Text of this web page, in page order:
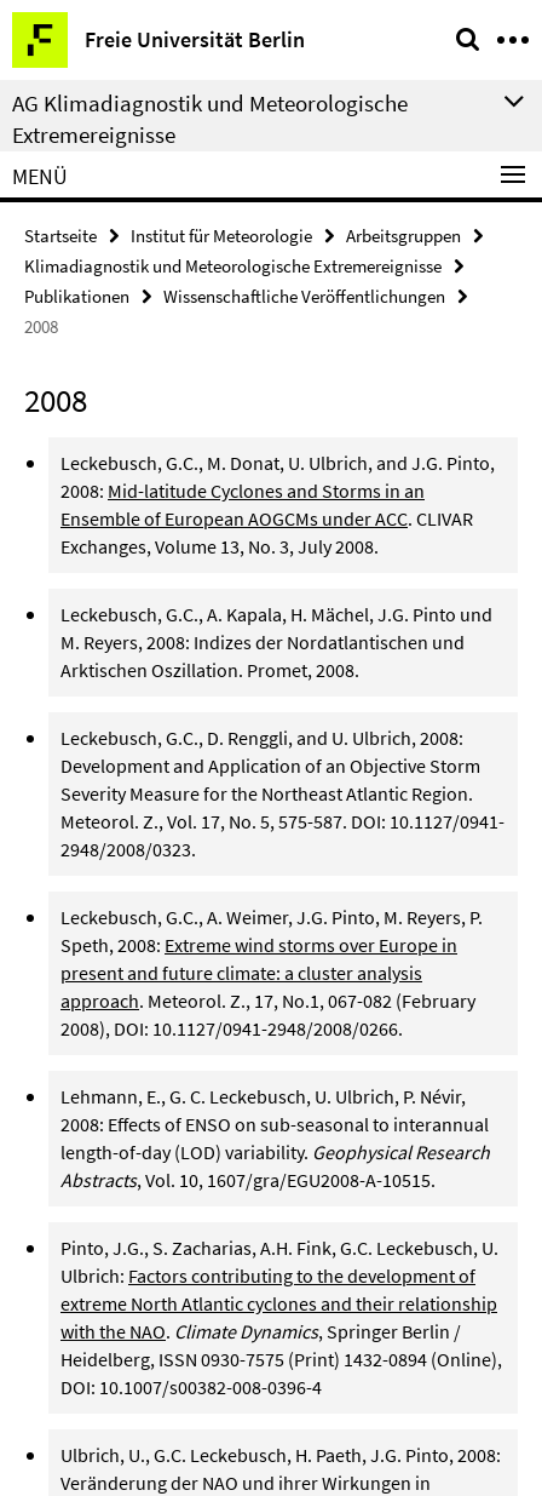
Springe
direkt
zu
Inhalt
Freie Universität Berlin
Service-
Navigation
AG Klimadiagnostik und Meteorologische
Extremereignisse
MENÜ
Startseite Institut für Meteorologie
Arbeitsgruppen
Klimadiagnostik und Meteorologische Extremereignisse
Publikationen
Wissenschaftliche Veröffentlichungen
2008
2008
Leckebusch, G.C., M. Donat, U. Ulbrich, and J.G. Pinto,
2008: Mid-latitude Cyclones and Storms in an
Ensemble of European AOGCMs under ACC. CLIVAR
Exchanges, Volume 13, No. 3, July 2008.
Leckebusch, G.C., A. Kapala, H. Mächel, J.G. Pinto und
M. Reyers, 2008: Indizes der Nordatlantischen und
Arktischen Oszillation. Promet, 2008.
Leckebusch, G.C., D. Renggli, and U. Ulbrich, 2008:
Development and Application of an Objective Storm
Severity Measure for the Northeast Atlantic Region.
Meteorol. Z., Vol. 17, No. 5, 575-587. DOI: 10.1127/0941-
2948/2008/0323.
Leckebusch, G.C., A. Weimer, J.G. Pinto, M. Reyers, P.
Speth, 2008: Extreme wind storms over Europe in
present and future climate: a cluster analysis
approach. Meteorol. Z., 17, No.1, 067-082 (February
2008), DOI: 10.1127/0941-2948/2008/0266.
Lehmann, E., G. C. Leckebusch, U. Ulbrich, P. Névir,
2008: Effects of ENSO on sub-seasonal to interannual
length-of-day (LOD) variability. Geophysical Research
Abstracts, Vol. 10, 1607/gra/EGU2008-A-10515.
Pinto, J.G., S. Zacharias, A.H. Fink, G.C. Leckebusch, U.
Ulbrich: Factors contributing to the development of
extreme North Atlantic cyclones and their relationship
with the NAO. Climate Dynamics, Springer Berlin /
Heidelberg, ISSN 0930-7575 (Print) 1432-0894 (Online),
DOI: 10.1007/s00382-008-0396-4
Ulbrich, U., G.C. Leckebusch, H. Paeth, J.G. Pinto, 2008:
Veränderung der NAO und ihrer Wirkungen in